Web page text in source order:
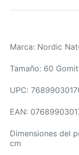
Marca: Nordic
Tamaño: 60
UPC:
EAN:
Dimensiones del
cm